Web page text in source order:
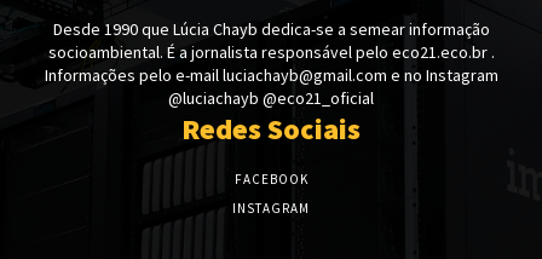
Desde 1990 que Lúcia Chayb dedica-se a semear informação
socioambiental. É a jornalista responsável pelo eco21.eco.br .
Informações pelo e-mail luciachayb@gmail.com e no Instagram
@luciachayb @eco21_oficial
Redes Sociais
FACEBOOK
INSTAGRAM